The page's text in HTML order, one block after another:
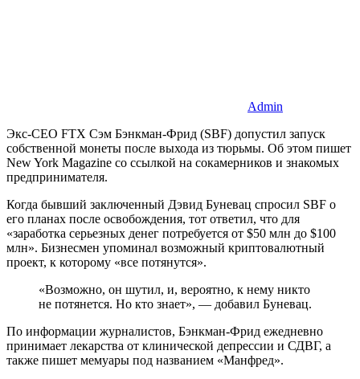
Admin
Экс-CEO FTX Сэм Бэнкман-Фрид (SBF) допустил запуск
собственной монеты после выхода из тюрьмы. Об этом пишет
New York Magazine со ссылкой на сокамерников и знакомых
предпринимателя.
Когда бывший заключенный Дэвид Буневац спросил SBF о
его планах после освобождения, тот ответил, что для
«заработка серьезных денег потребуется от $50 млн до $100
млн». Бизнесмен упоминал возможный криптовалютный
проект, к которому «все потянутся».
«Возможно, он шутил, и, вероятно, к нему никто
не потянется. Но кто знает», — добавил Буневац.
По информации журналистов, Бэнкман-Фрид ежедневно
принимает лекарства от клинической депрессии и СДВГ, а
также пишет мемуары под названием «Манфред».